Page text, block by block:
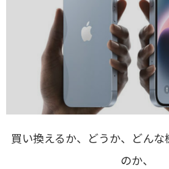
買い換えるか、どうか、どん
のか、